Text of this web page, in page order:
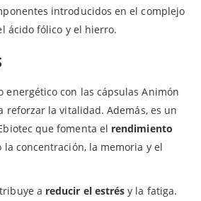
introducidos en el complejo
ácido fólico y el hierro.
energético con las cápsulas Animón
reforzar la vitalidad. Además, es un
que fomenta el rendimiento
la concentración, la memoria y el
a reducir el estrés y la fatiga.